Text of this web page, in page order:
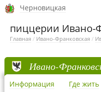
Черновицкая
пиццерии Ивано-
Главная / Ивано-Франковская /
Ивано-
Информация Где жить